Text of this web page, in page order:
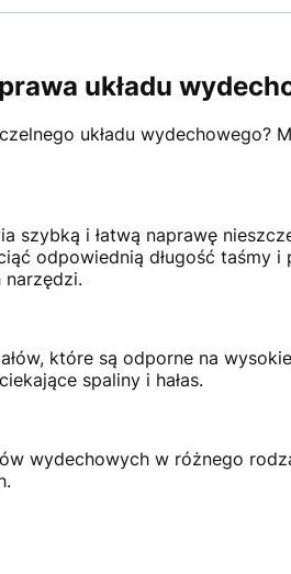
układu
układu wydechowego?
i łatwą naprawę
odpowiednią długość taśmy
narzędzi.
które są odporne na
spaliny i hałas.
wydechowych w różnego